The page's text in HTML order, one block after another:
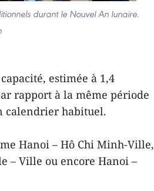
durant le Nouvel An lunaire.
estimée à 1,4
rapport à la même période
calendrier habituel.
Hanoi – Hô Chi Minh-Ville,
– Ville ou encore Hanoi –